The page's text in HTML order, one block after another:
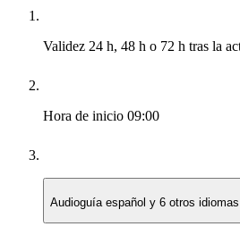
Validez 24 h, 48 h o 72 h tras la
Hora de inicio 09:00
Audioguía español y 6 otros idiomas